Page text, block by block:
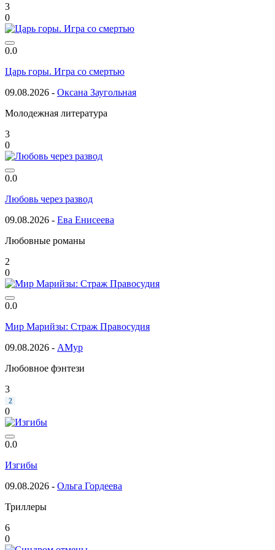
3
0
0.0
Царь горы. Игра со смертью
09.08.2026 - Оксана Заугольная
Молодежная литература
3
0
0.0
Любовь через развод
09.08.2026 - Ева Енисеева
Любовные романы
2
0
0.0
Мир Марийзы: Страж Правосудия
09.08.2026 - АМур
Любовное фэнтези
3
2
0
0.0
Изгибы
09.08.2026 - Ольга Гордеева
Триллеры
6
0